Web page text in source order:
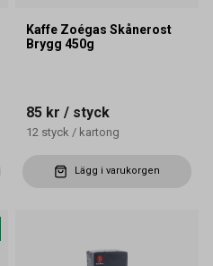
Kaffe Zoégas Skånerost
Brygg 450g
85 kr / styck
12 styck / kartong
Lägg i varukorgen